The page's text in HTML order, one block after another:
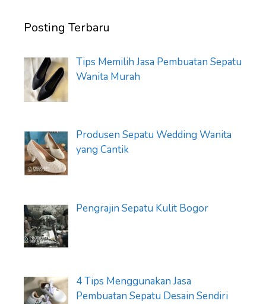
Posting Terbaru
Tips Memilih Jasa Pembuatan Sepatu
Wanita Murah
Produsen Sepatu Wedding Wanita
yang Cantik
Pengrajin Sepatu Kulit Bogor
4 Tips Menggunakan Jasa
Pembuatan Sepatu Desain Sendiri